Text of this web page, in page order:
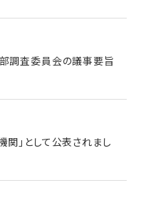
調査委員会の議事要旨
」として公表されまし